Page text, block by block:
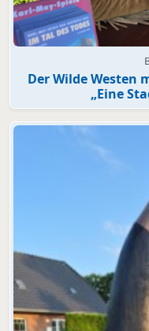
Der Wilde Westen
„Eine